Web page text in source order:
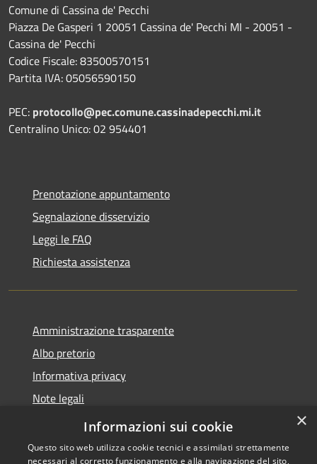
Comune di Cassina de' Pecchi
Piazza De Gasperi 1 20051 Cassina de' Pecchi MI - 20051 -
Cassina de' Pecchi
Codice Fiscale: 83500570151
Partita IVA: 05056590150
PEC: protocollo@pec.comune.cassinadepecchi.mi.it
Centralino Unico: 02 954401
Prenotazione appuntamento
Segnalazione disservizio
Leggi le FAQ
Richiesta assistenza
Amministrazione trasparente
Albo pretorio
Informativa privacy
Note legali
Dichiarazione di accessibilità
×
Informazioni sui cookie
Questo sito web utilizza cookie tecnici e assimilati strettamente
necessari al corretto funzionamento e alla navigazione del sito,